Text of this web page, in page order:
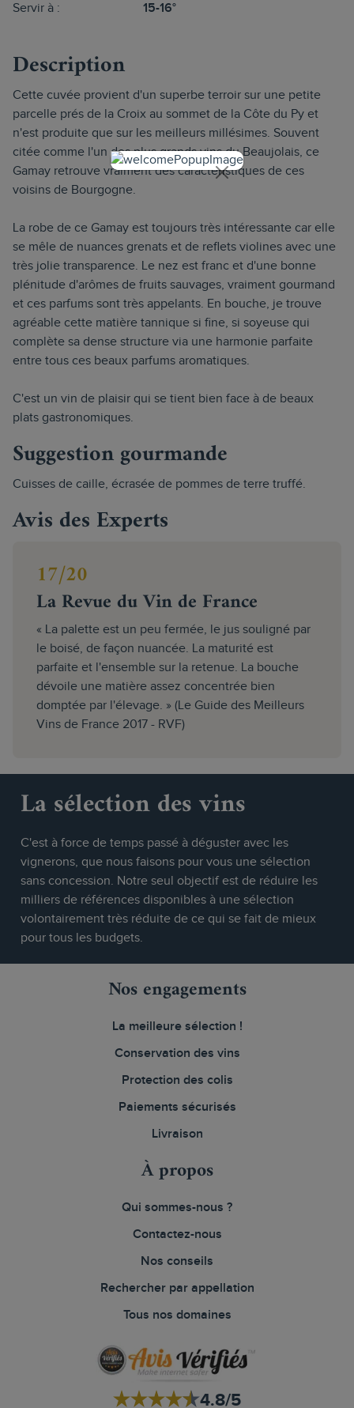
Servir à : 15-16°
Description
Cette cuvée provient d'un superbe terroir sur une petite
parcelle prés de la Croix au sommet de la Côte du Py et
n'est produite que sur les meilleurs millésimes. Souvent
citée comme l'un des plus grands vins du Beaujolais, ce
Gamay retrouve vraiment des caractéristiques de ces
voisins de Bourgogne.
La robe de ce Gamay est toujours très intéressante car elle
se mêle de nuances grenats et de reflets violines avec une
très jolie transparence. Le nez est franc et d'une bonne
plénitude d'arômes de fruits sauvages, vraiment gourmand
et ces parfums sont très appelants. En bouche, je trouve
agréable cette matière tannique si fine, si soyeuse qui
complète sa dense structure via une harmonie parfaite
entre tous ces beaux parfums aromatiques.
C'est un vin de plaisir qui se tient bien face à de beaux
plats gastronomiques.
Suggestion gourmande
Cuisses de caille, écrasée de pommes de terre truffé.
Avis des Experts
17/20
La Revue du Vin de France
« La palette est un peu fermée, le jus souligné par
le boisé, de façon nuancée. La maturité est
parfaite et l'ensemble sur la retenue. La bouche
dévoile une matière assez concentrée bien
domptée par l'élevage. » (Le Guide des Meilleurs
Vins de France 2017 - RVF)
La sélection des vins
C'est à force de temps passé à déguster avec les
vignerons, que nous faisons pour vous une sélection
sans concession. Notre seul objectif est de réduire les
milliers de références disponibles à une sélection
volontairement très réduite de ce qui se fait de mieux
pour tous les budgets.
Nos engagements
La meilleure sélection !
Conservation des vins
Protection des colis
Paiements sécurisés
Livraison
À propos
Qui sommes-nous ?
Contactez-nous
Nos conseils
Rechercher par appellation
Tous nos domaines
4.8/5